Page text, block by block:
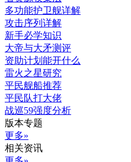
多功能护卫舰详解
攻击序列详解
新手必学知识
大帝与大矛测评
资助计划能开什么
雷火之星研究
平民舰船推荐
平民队打大佬
战巡59强度分析
版本专题
更多»
相关资讯